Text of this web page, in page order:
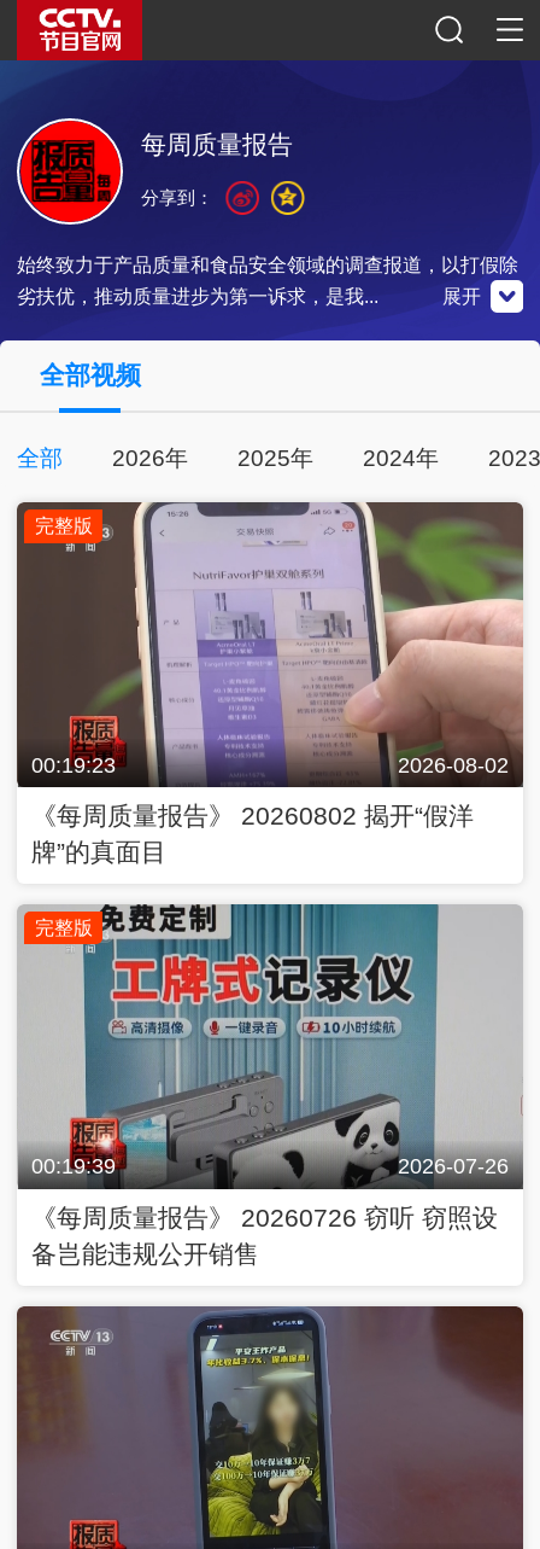
每周质量报告
始终致力于产品质量和食品安全领域的调查报道，以打假除
劣扶优，推动质量进步为第一诉求，是我...
央视影音
点击下载
展开
分享到：
全部视频
全部 2026年 2025年 2024年
完整版
00:19:23 2026-08-02
《每周质量报告》 20260802 揭开“假洋
牌”的真面目
完整版
00:19:39 2026-07-26
《每周质量报告》 20260726 窃听 窃照设
备岂能违规公开销售